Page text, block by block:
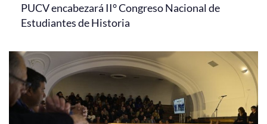
PUCV encabezará II° Congreso Nacional de
Estudiantes de Historia